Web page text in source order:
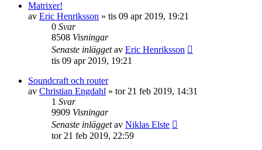
Matrixer!
av Eric Henriksson » tis 09 apr 2019, 19:21
0 Svar
8508 Visningar
Senaste inläggetav Eric Henriksson
tis 09 apr 2019, 19:21
Soundcraft och router
av Christian Engdahl » tor 21 feb 2019, 14:31
1 Svar
9909 Visningar
Senaste inläggetav Niklas Elste
tor 21 feb 2019, 22:59